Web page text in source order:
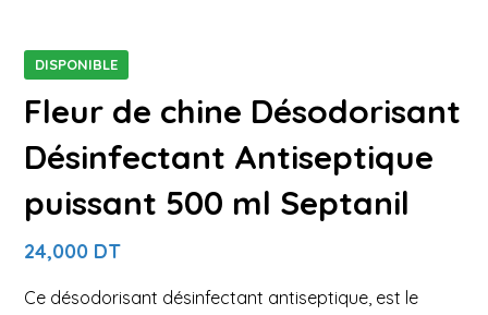
DISPONIBLE
Fleur de chine Désodorisant
Désinfectant Antiseptique
puissant 500 ml Septanil
24,000 DT
Ce désodorisant désinfectant antiseptique, est le